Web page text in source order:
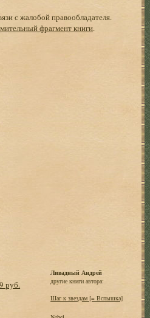
с жалобой правообладателя.
фрагмент книги.
руб.
Ливадный Андрей
другие книги автора:
Шаг к звездам [= Вспышка]